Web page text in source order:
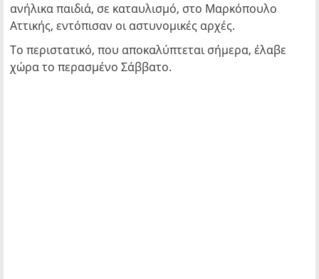
ανήλικα παιδιά, σε καταυλισμό, στο Μαρκόπουλο
Αττικής, εντόπισαν οι αστυνομικές αρχές.
Το περιστατικό, που αποκαλύπτεται σήμερα, έλαβε
χώρα το περασμένο Σάββατο.